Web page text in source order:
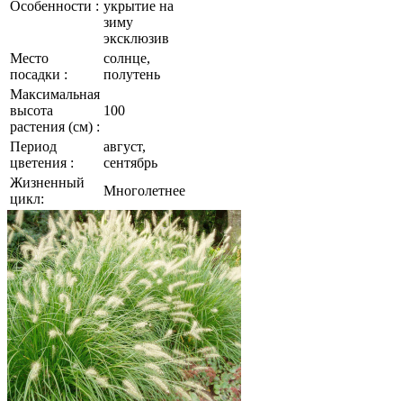
Особенности : укрытие на
зиму
эксклюзив
Место
посадки :
солнце,
полутень
Максимальная
высота
растения (см) :
100
Период
цветения :
август,
сентябрь
Жизненный
цикл:
Многолетнее